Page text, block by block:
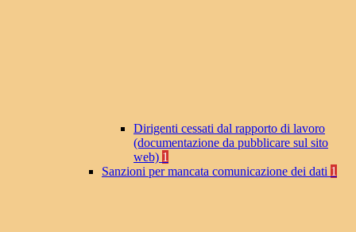
Dirigenti cessati dal rapporto di lavoro
(documentazione da pubblicare sul sito
web) 1
Sanzioni per mancata comunicazione dei dati 1